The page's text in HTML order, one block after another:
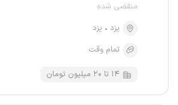
منقضی شده
یزد
یزد
تمام وقت
۱۴ تا ۲۰ میلیون تومان